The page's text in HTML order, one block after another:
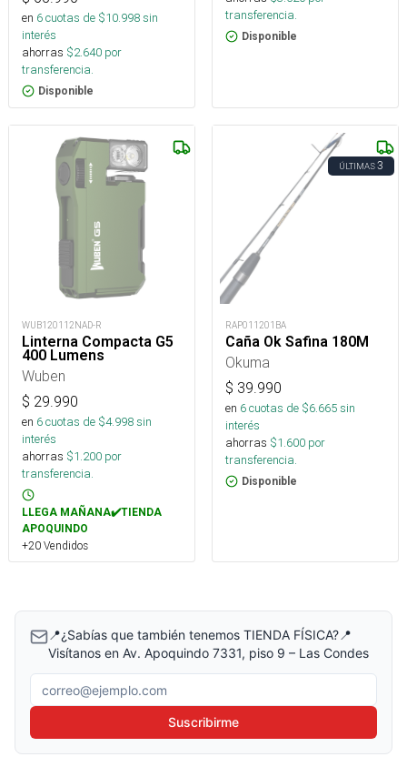
en 6cuotas de $10.998sin
interés
ahorras $2.640 por
transferencia.
Disponible
transferencia.
Disponible
WUB120112NAD-R
Linterna Compacta G5
400 Lumens
Wuben
$ 29.990
en 6cuotas de $4.998sin
interés
ahorras $1.200 por
transferencia.
LLEGA MAÑANA✔️TIENDA
APOQUINDO
+20 Vendidos
ÚLTIMAS3
RAP011201BA
Caña Ok Safina 180M
Okuma
$ 39.990
en 6cuotas de $6.665sin
interés
ahorras $1.600 por
transferencia.
Disponible
📍¿Sabías que también tenemos TIENDA FÍSICA?📍
Visítanos en Av. Apoquindo 7331, piso 9 – Las Condes
Correo electrónico
Suscribirme